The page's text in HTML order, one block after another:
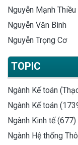
Nguyễn Mạnh Thiều
Nguyễn Văn Bình
Nguyễn Trọng Cơ
TOPIC
Ngành Kế toán
Ngành Kế toán
Ngành Kinh tế (677)
Ngành Hệ thống